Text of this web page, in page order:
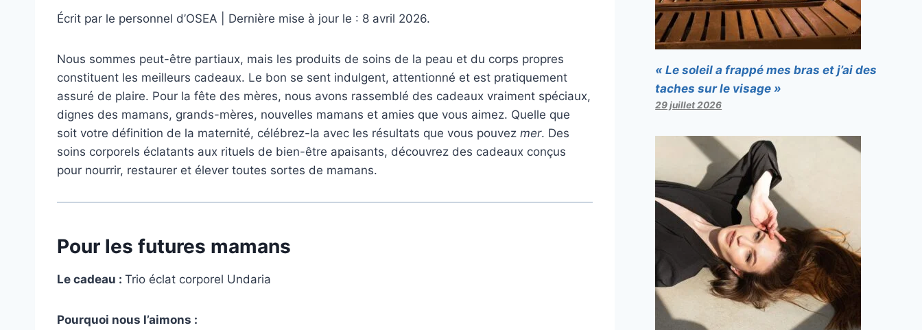
Écrit par le personnel d’OSEA | Dernière mise à jour le : 8 avril 2026.
Nous sommes peut-être partiaux, mais les produits de soins de la peau et du corps propres
constituent les meilleurs cadeaux. Le bon se sent indulgent, attentionné et est pratiquement
assuré de plaire. Pour la fête des mères, nous avons rassemblé des cadeaux vraiment spéciaux,
dignes des mamans, grands-mères, nouvelles mamans et amies que vous aimez. Quelle que
soit votre définition de la maternité, célébrez-la avec les résultats que vous pouvez mer. Des
soins corporels éclatants aux rituels de bien-être apaisants, découvrez des cadeaux conçus
pour nourrir, restaurer et élever toutes sortes de mamans.
Pour les futures mamans
Le cadeau : Trio éclat corporel Undaria
Pourquoi nous l’aimons :
« Le soleil a frappé mes bras et j’ai des
taches sur le visage »
29 juillet 2026